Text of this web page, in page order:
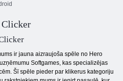
Clicker
ir jauna aizraujoša spēle no Hero
Softgames, kas specializējas
Šī spēle pieder par klikerus kategoriju